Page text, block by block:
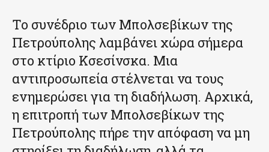
Το συνέδριο των Μπολσεβίκων της
Πετρούπολης λαμβάνει χώρα σήμερα
στο κτίριο Κσεσίνσκα. Μια
αντιπροσωπεία στέλνεται να τους
ενημερώσει για τη διαδήλωση. Αρχικά,
η επιτροπή των Μπολσεβίκων της
Πετρούπολης πήρε την απόφαση να μη